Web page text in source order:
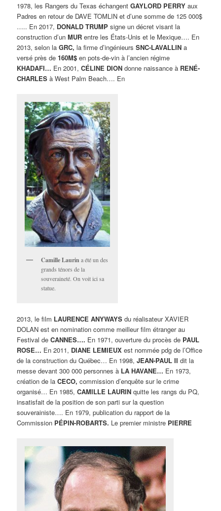
1978, les Rangers du Texas échangentGAYLORD PERRY aux
Padres en retour de DAVE TOMLIN et d’une somme de 125 000$
….. En 2017, DONALD TRUMP signe un décret visant la
construction d’unMUR entre les États-Unis et le Mexique…. En
2013, selon laGRC, la firme d’ingénieursSNC-LAVALLIN a
versé près de160M$ en pots-de-vin à l’ancien régime
KHADAFI… En 2001,CÉLINE DION donne naissance à RENÉ-
CHARLES à West Palm Beach…. En
Camille Laurin a été un des
grands ténors de la
souveraineté. On voit ici sa
statue.
2013, le film LAURENCE ANYWAYS du réalisateur XAVIER
DOLAN est en nomination comme meilleur film étranger au
Festival deCANNES…. En 1971, ouverture du procès de PAUL
ROSE… En 2011, DIANE LEMIEUX est nommée pdg de l’Office
de la construction du Québec… En 1998,JEAN-PAUL II dit la
messe devant 300 000 personnes à LA HAVANE… En 1973,
création de laCECO, commission d’enquête sur le crime
organisé… En 1985,CAMILLE LAURIN quitte les rangs du PQ,
insatisfait de la position de son parti sur la question
souverainiste…. En 1979, publication du rapport de la
Commission PÉPIN-ROBARTS. Le premier ministre PIERRE